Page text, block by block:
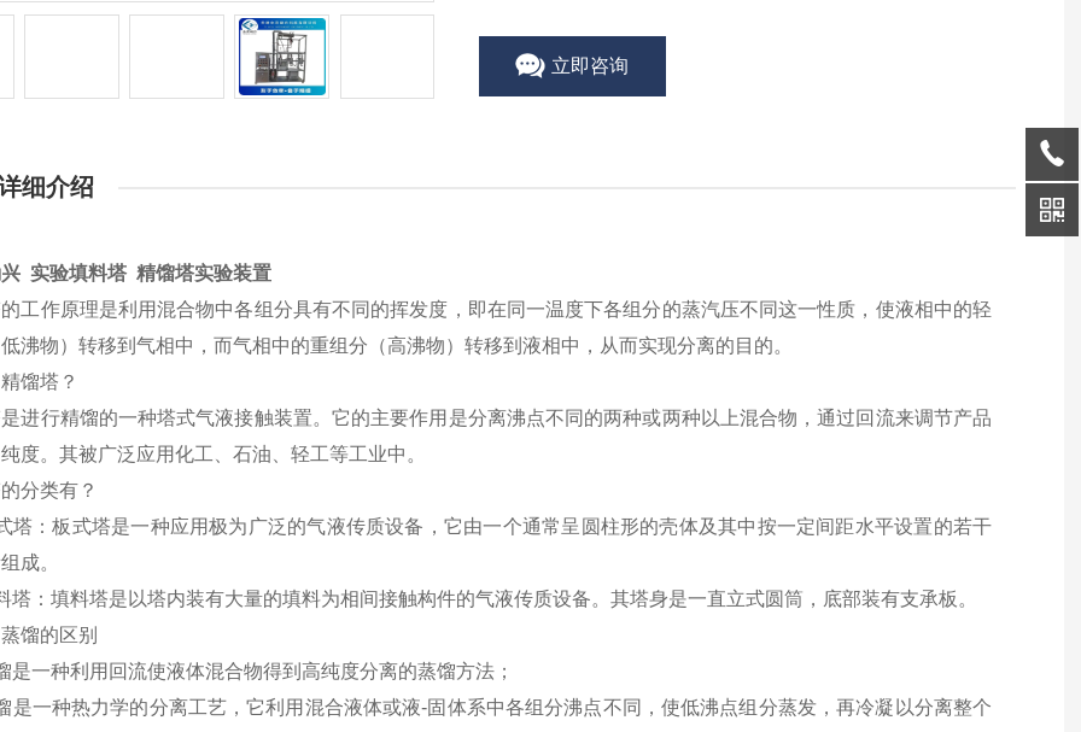
立即咨询
细介绍
实验填料塔 精馏塔实验装置
工作原理是利用混合物中各组分具有不同的挥发度，即在同一温度下各组分的蒸汽压不同这一性质，使液相中的轻
沸物）转移到气相中，而气相中的重组分（高沸物）转移到液相中，从而实现分离的目的。
馏塔？
进行精馏的一种塔式气液接触装置。它的主要作用是分离沸点不同的两种或两种以上混合物，通过回流来调节产品
度。其被广泛应用化工、石油、轻工等工业中。
分类有？
塔：板式塔是一种应用极为广泛的气液传质设备，它由一个通常呈圆柱形的壳体及其中按一定间距水平设置的若干
成。
塔：填料塔是以塔内装有大量的填料为相间接触构件的气液传质设备。其塔身是一直立式圆筒，底部装有支承板。
馏的区别
是一种利用回流使液体混合物得到高纯度分离的蒸馏方法；
是一种热力学的分离工艺，它利用混合液体或液-固体系中各组分沸点不同，使低沸点组分蒸发，再冷凝以分离整个